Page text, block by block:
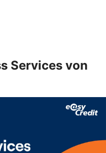
Services von